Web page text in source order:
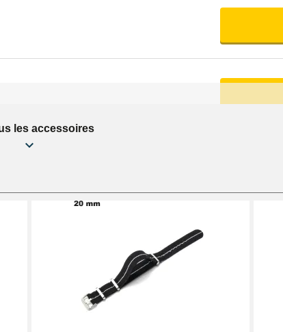
les accessoires